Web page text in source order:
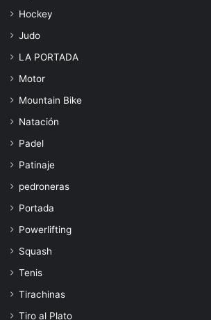
Hockey
Judo
LA PORTADA
Motor
Mountain Bike
Natación
Padel
Patinaje
pedroneras
Portada
Powerlifting
Squash
Tenis
Tirachinas
Tiro al Plato